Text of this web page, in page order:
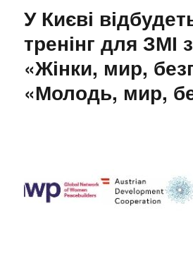
У Києві
тренінг для ЗМІ
«Жінки, мир,
«Молодь, мир,